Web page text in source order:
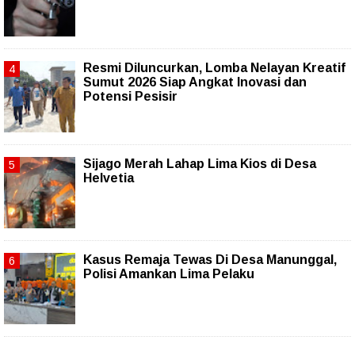
Resmi Diluncurkan, Lomba Nelayan Kreatif
Sumut 2026 Siap Angkat Inovasi dan
Potensi Pesisir
Sijago Merah Lahap Lima Kios di Desa
Helvetia
Kasus Remaja Tewas Di Desa Manunggal,
Polisi Amankan Lima Pelaku